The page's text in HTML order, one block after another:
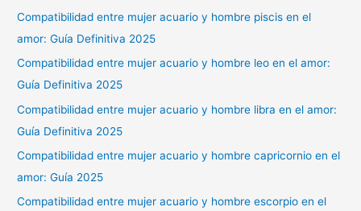
Compatibilidad entre mujer acuario y hombre piscis en el
amor: Guía Definitiva 2025
Compatibilidad entre mujer acuario y hombre leo en el amor:
Guía Definitiva 2025
Compatibilidad entre mujer acuario y hombre libra en el amor:
Guía Definitiva 2025
Compatibilidad entre mujer acuario y hombre capricornio en el
amor: Guía 2025
Compatibilidad entre mujer acuario y hombre escorpio en el